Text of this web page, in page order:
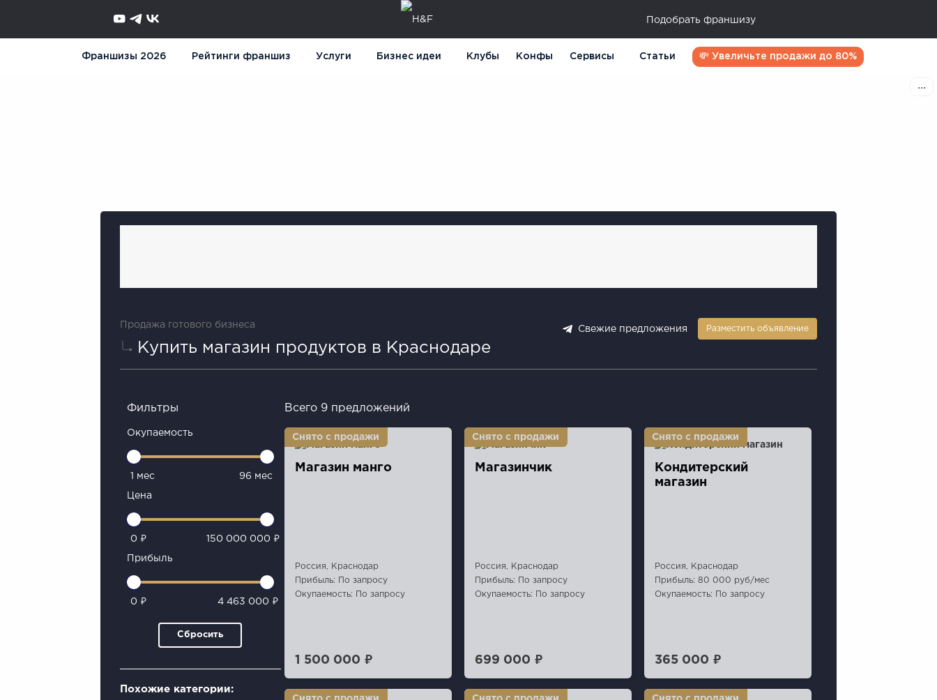
Подобрать франшизу
Франшизы 2026 Рейтинги франшиз Услуги Бизнес идеи Клубы Конфы Сервисы Статьи 💸 Увеличьте продажи до 80%
Продажа готового бизнеса
Купить магазин продуктов в Краснодаре
Свежие предложения Разместить объявление
Фильтры
Окупаемость
1 мес 96 мес
Цена
0 ₽ 150 000 000 ₽
Прибыль
0 ₽ 4 463 000 ₽
Сбросить
Похожие категории:
Всего 9 предложений
Магазин манго
Россия, Краснодар
Прибыль: По запросу
Окупаемость: По запросу
1 500 000 ₽
Магазинчик
Россия, Краснодар
Прибыль: По запросу
Окупаемость: По запросу
699 000 ₽
Кондитерский
магазин
Россия, Краснодар
Прибыль: 80 000 руб/мес
Окупаемость: По запросу
365 000 ₽